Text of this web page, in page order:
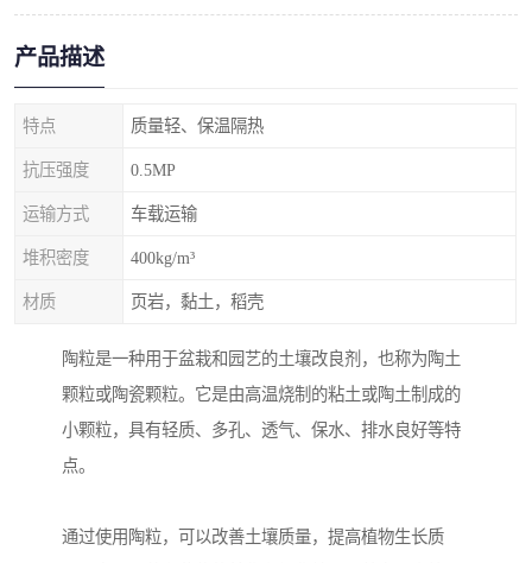
产品描述
特点 质量轻、保温隔热
抗压强度 0.5MP
运输方式 车载运输
堆积密度 400kg/m³
材质 页岩，黏土，稻壳
陶粒是一种用于盆栽和园艺的土壤改良剂，也称为陶土
颗粒或陶瓷颗粒。它是由高温烧制的粘土或陶土制成的
小颗粒，具有轻质、多孔、透气、保水、排水良好等特
点。
通过使用陶粒，可以改善土壤质量，提高植物生长质